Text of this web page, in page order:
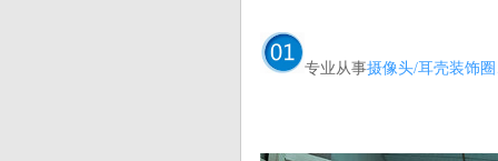
专业从事摄像头/耳壳装饰